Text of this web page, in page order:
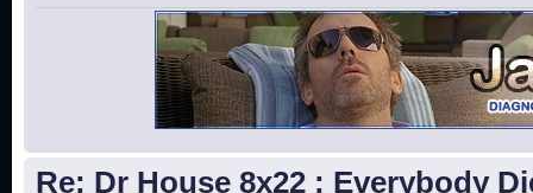
Re: Dr House 8x22 : Everybody